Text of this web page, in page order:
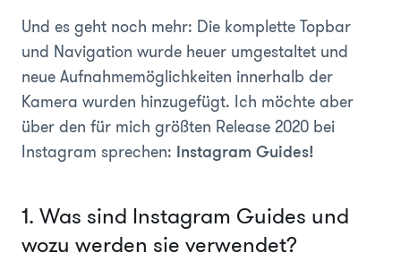
Und es geht noch mehr: Die komplette Topbar
und Navigation wurde heuer umgestaltet und
neue Aufnahmemöglichkeiten innerhalb der
Kamera wurden hinzugefügt. Ich möchte aber
über den für mich größten Release 2020 bei
Instagram sprechen: Instagram Guides!
1. Was sind Instagram Guides und
wozu werden sie verwendet?